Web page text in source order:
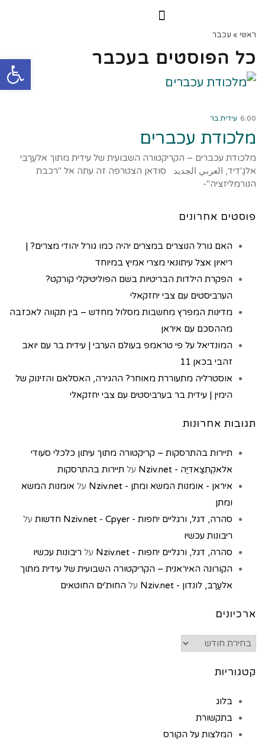
ראשי » עכבר
כל הפוסטים בעכבר
6:00 עידית בר
מלכודת עכברים
מלכודת עכברים – הקריקטורה השבועית של עידית מתוך אלעַרַבִּי
אלגַ'דִיד, العربي الجديد סודאן הצטרפה זה עתה אל "רכבת
הנורמליזציה"-
פוסטים אחרונים
האם גורל הנוצרים במצרים יהיה כמו גורל יהודי מצרים? |
ריאיון אצל עיתונאי מצרי אמיץ במיוחד
הפקרת הילדות הבריטיות בשם הפוליטיקלי קורקט?
הערביסטים עם צבי יחזקאלי
מדינות המפרץ מחשבות מסלול מחדש – בין תקווה לאכזבה
מההסכם עם איראן
המונדיאל על פי טראמפ בעולם הערבי | עידית בר עם יואב
זהבי בכאן 11
אוסטרליה מתעוררת מאוחר? ההגירה, האסלאם והזינוק של
הימין | עידית בר בערביסטים עם צבי יחזקאלי
תגובות אחרונות
תיירות בהתרסקות – קריקטורה מתוך עיתון כלכלי סעודי
אלאקְתִצַאדִיַה - Nziv.net
על תיירות בהתרסקות
איראן - אומנות המשא ומתן - Nziv.net
על אומנות המשא
ומתן
סהרה, דגל, ורגליים יחפות - Nziv.net - Cpyer חדשות
על
ריבונות עכשיו
סהרה, דגל, ורגליים יחפות - Nziv.net
על ריבונות עכשיו
הקורונה האיראנית – הקריקטורה השבועית של עידית מתוך
אלעַרַבּ, לונדון - Nziv.net
על החוּת'ים החוטאים
ארכיונים
קטגוריות
בלוג
בתקשורת
המלצות על הקורס